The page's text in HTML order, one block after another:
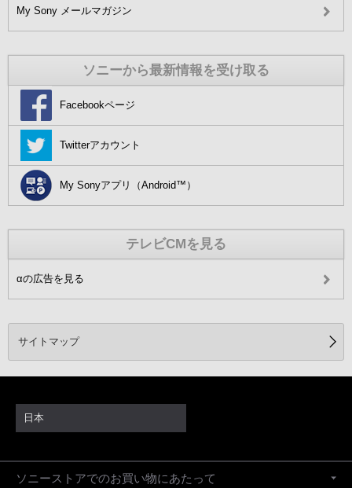
My Sony メールマガジン
ソニーから最新情報を受け取る
Facebookページ
Twitterアカウント
My Sonyアプリ（Android™）
テレビCMを見る
αの広告を見る
サイトマップ
日本
ソニーストアでのお買い物にあたって